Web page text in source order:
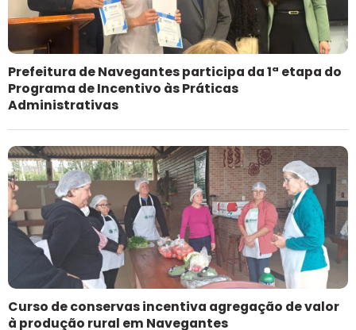
Prefeitura de Navegantes participa da 1ª etapa do
Programa de Incentivo às Práticas
Administrativas
Curso de conservas incentiva agregação de valor
à produção rural em Navegantes